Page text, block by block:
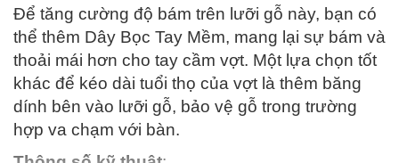
Để tăng cường độ bám trên lưỡi gỗ này, bạn có
thể thêm Dây Bọc Tay Mềm, mang lại sự bám và
thoải mái hơn cho tay cầm vợt. Một lựa chọn tốt
khác để kéo dài tuổi thọ của vợt là thêm băng
dính bên vào lưỡi gỗ, bảo vệ gỗ trong trường
hợp va chạm với bàn.